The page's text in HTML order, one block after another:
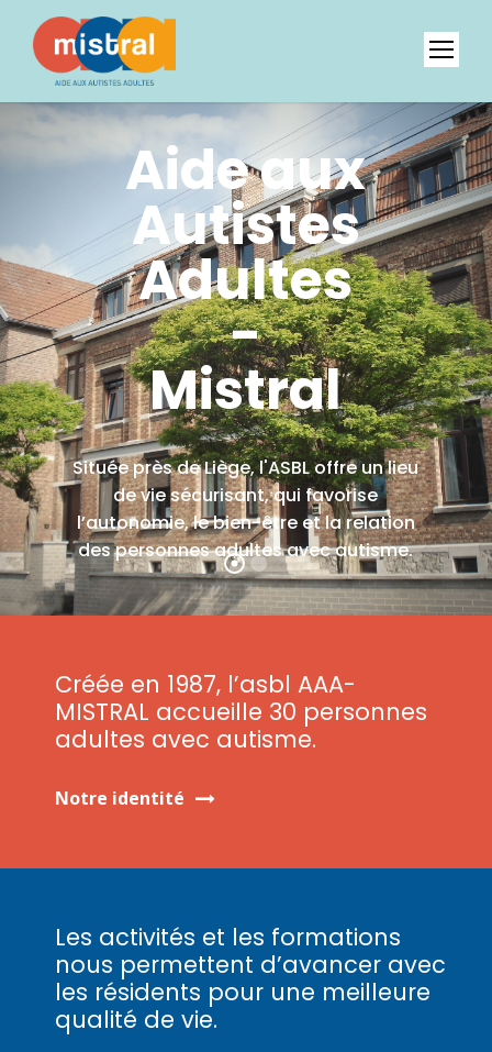
Située près de Liège, l'ASBL offre un lieu
de vie sécurisant, qui favorise
l’autonomie, le bien-être et la relation
des personnes adultes avec autisme.
Aide aux
Autistes
Adultes
-
Mistral
Créée en 1987, l’asbl AAA-
MISTRAL accueille 30 personnes
adultes avec autisme.
Notre identité
Les activités et les formations
nous permettent d’avancer avec
les résidents pour une meilleure
qualité de vie.